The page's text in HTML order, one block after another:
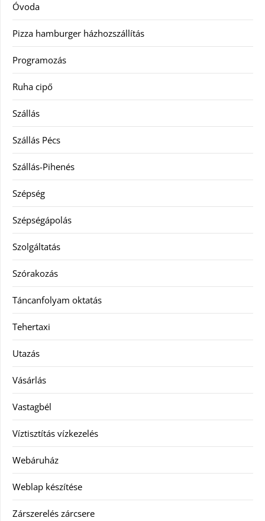
Óvoda
Pizza hamburger házhozszállítás
Programozás
Ruha cipő
Szállás
Szállás Pécs
Szállás-Pihenés
Szépség
Szépségápolás
Szolgáltatás
Szórakozás
Táncanfolyam oktatás
Tehertaxi
Utazás
Vásárlás
Vastagbél
Víztisztítás vízkezelés
Webáruház
Weblap készítése
Zárszerelés zárcsere